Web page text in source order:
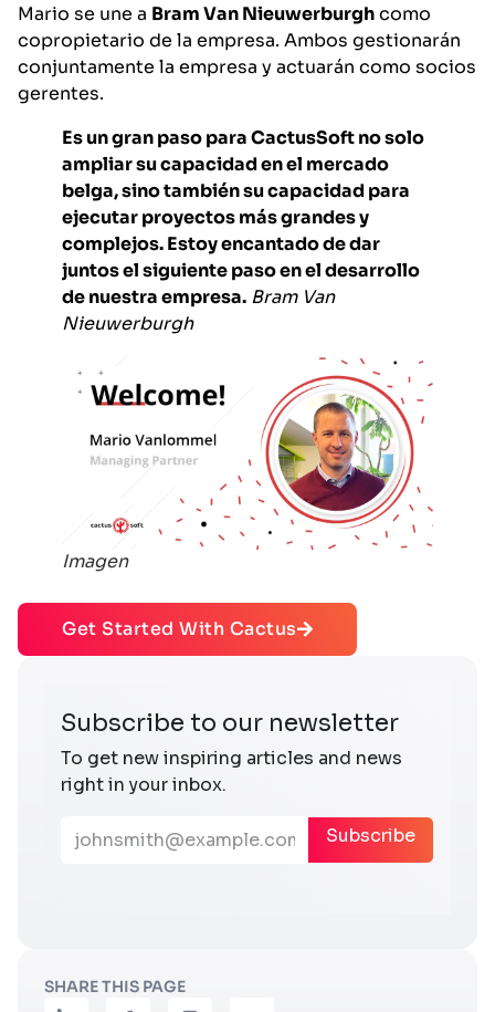
Mario se une a Bram Van Nieuwerburghcomo
copropietario de la empresa. Ambos gestionarán
conjuntamente la empresa y actuarán como socios
gerentes.
Es un gran paso para CactusSoft no solo
ampliar su capacidad en el mercado
belga, sino también su capacidad para
ejecutar proyectos más grandes y
complejos. Estoy encantado de dar
juntos el siguiente paso en el desarrollo
de nuestra empresa. Bram Van
Nieuwerburgh
Imagen
Get Started With Cactus
SHARE THIS PAGE